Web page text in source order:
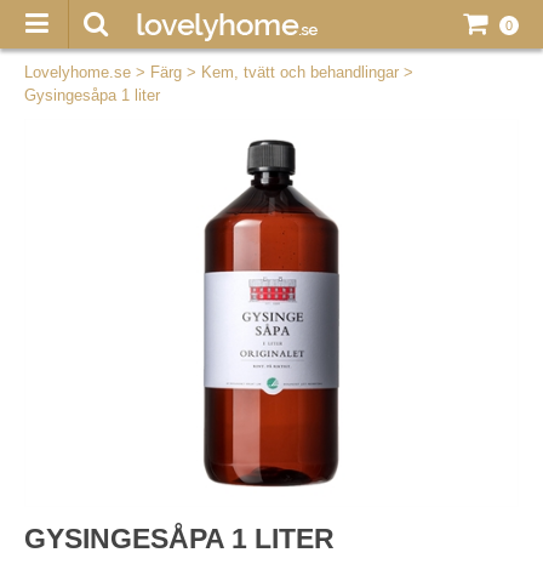
0
Lovelyhome.se > Färg > Kem, tvätt och behandlingar >
Gysingesåpa 1 liter
GYSINGESÅPA 1 LITER